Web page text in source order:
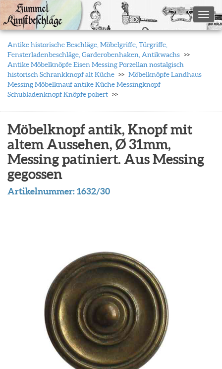
Antike historische Beschläge, Möbelgriffe, Türgriffe,
Fensterladenbeschläge, Garderobenhaken, Antikwachs
Antike Möbelknöpfe Eisen Messing Porzellan nostalgisch
historisch Schrankknopf alt Küche
Möbelknöpfe Landhaus
Messing Möbelknauf antike Küche Messingknopf
Schubladenknopf Knöpfe poliert
Möbelknopf antik, Knopf mit
altem Aussehen, Ø 31mm,
Messing patiniert. Aus Messing
gegossen
Artikelnummer:1632/30